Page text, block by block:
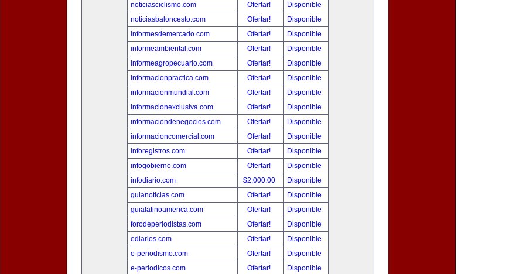
noticiasciclismo.com
Ofertar!
Disponible
noticiasbaloncesto.com
Ofertar!
Disponible
informesdemercado.com
Ofertar!
Disponible
informeambiental.com
Ofertar!
Disponible
informeagropecuario.com
Ofertar!
Disponible
informacionpractica.com
Ofertar!
Disponible
informacionmundial.com
Ofertar!
Disponible
informacionexclusiva.com
Ofertar!
Disponible
informaciondenegocios.com
Ofertar!
Disponible
informacioncomercial.com
Ofertar!
Disponible
inforegistros.com
Ofertar!
Disponible
infogobierno.com
Ofertar!
Disponible
infodiario.com
$2,000.00
Disponible
guianoticias.com
Ofertar!
Disponible
guialatinoamerica.com
Ofertar!
Disponible
forodeperiodistas.com
Ofertar!
Disponible
ediarios.com
Ofertar!
Disponible
e-periodismo.com
Ofertar!
Disponible
e-periodicos.com
Ofertar!
Disponible